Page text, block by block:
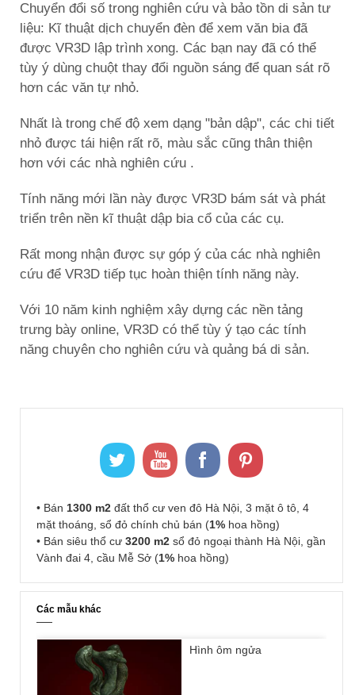
Chuyển đổi số trong nghiên cứu và bảo tồn di sản tư
liệu: Kĩ thuật dịch chuyển đèn để xem văn bia đã
được VR3D lập trình xong. Các bạn nay đã có thể
tùy ý dùng chuột thay đổi nguồn sáng để quan sát rõ
hơn các văn tự nhỏ.
Nhất là trong chế độ xem dạng "bản dập", các chi tiết
nhỏ được tái hiện rất rõ, màu sắc cũng thân thiện
hơn với các nhà nghiên cứu .
Tính năng mới lần này được VR3D bám sát và phát
triển trên nền kĩ thuật dập bia cổ của các cụ.
Rất mong nhận được sự góp ý của các nhà nghiên
cứu để VR3D tiếp tục hoàn thiện tính năng này.
Với 10 năm kinh nghiệm xây dựng các nền tảng
trưng bày online, VR3D có thể tùy ý tạo các tính
năng chuyên cho nghiên cứu và quảng bá di sản.
• Bán 1300 m2 đất thổ cư ven đô Hà Nội, 3 mặt ô tô, 4
mặt thoáng, sổ đỏ chính chủ bán (1% hoa hồng)
• Bán siêu thổ cư 3200 m2 sổ đỏ ngoại thành Hà Nội, gần
Vành đai 4, cầu Mễ Sở (1% hoa hồng)
Các mẫu khác
Hình ôm ngửa